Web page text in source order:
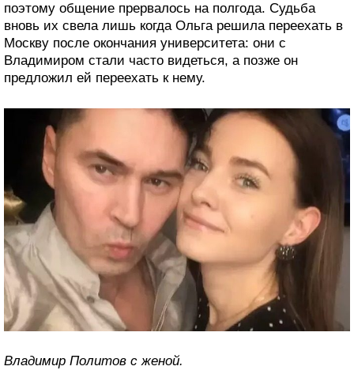
поэтому общение прервалось на полгода. Судьба
вновь их свела лишь когда Ольга решила переехать в
Москву после окончания университета: они с
Владимиром стали часто видеться, а позже он
предложил ей переехать к нему.
Владимир Политов с женой.